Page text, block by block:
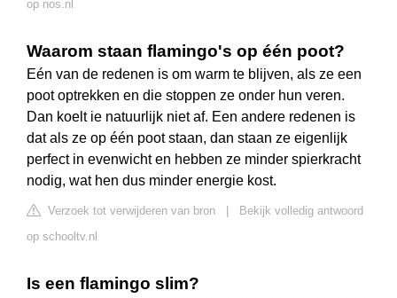
op nos.nl
Waarom staan flamingo's op één poot?
Eén van de redenen is om warm te blijven, als ze een
poot optrekken en die stoppen ze onder hun veren.
Dan koelt ie natuurlijk niet af. Een andere redenen is
dat als ze op één poot staan, dan staan ze eigenlijk
perfect in evenwicht en hebben ze minder spierkracht
nodig, wat hen dus minder energie kost.
Verzoek tot verwijderen van bron
Bekijk volledig antwoord
op schooltv.nl
Is een flamingo slim?